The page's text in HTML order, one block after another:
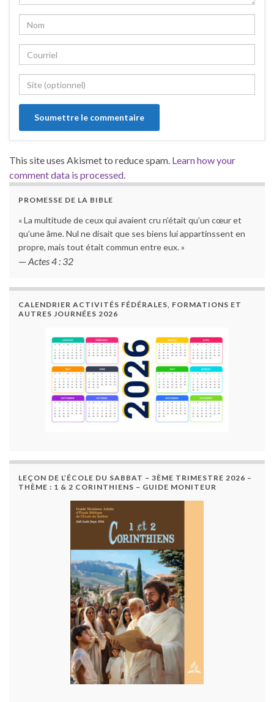
This site uses Akismet to reduce spam. Learn how your
comment data is processed.
PROMESSE DE LA BIBLE
« La multitude de ceux qui avaient cru n’était qu’un cœur et
qu’une âme. Nul ne disait que ses biens lui appartinssent en
propre, mais tout était commun entre eux. »
— Actes 4 : 32
CALENDRIER ACTIVITÉS FÉDÉRALES, FORMATIONS ET
AUTRES JOURNÉES 2026
LEÇON DE L’ÉCOLE DU SABBAT – 3ÈME TRIMESTRE 2026 –
THÈME : 1 & 2 CORINTHIENS – GUIDE MONITEUR